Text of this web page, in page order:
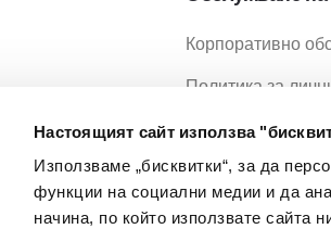
Настоящият сайт използва
Използваме „бисквитки“, за да
функции на социални медии и да
начина, по който използвате сайта
Корпоративно
Политика за
Политика за
Условия за
Условия за